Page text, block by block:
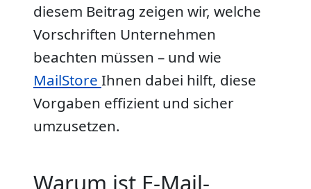
diesem Beitrag zeigen wir, welche
Vorschriften Unternehmen
beachten müssen – und wie
MailStore Ihnen dabei hilft, diese
Vorgaben effizient und sicher
umzusetzen.
Warum ist E-Mail-